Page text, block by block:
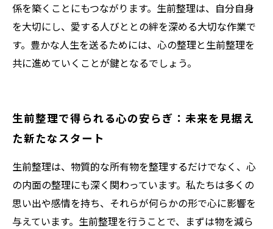
係を築くことにもつながります。生前整理は、自分自身
を大切にし、愛する人びととの絆を深める大切な作業で
す。豊かな人生を送るためには、心の整理と生前整理を
共に進めていくことが鍵となるでしょう。
生前整理で得られる心の安らぎ：未来を見据え
た新たなスタート
生前整理は、物質的な所有物を整理するだけでなく、心
の内面の整理にも深く関わっています。私たちは多くの
思い出や感情を持ち、それらが何らかの形で心に影響を
与えています。生前整理を行うことで、まずは物を減ら